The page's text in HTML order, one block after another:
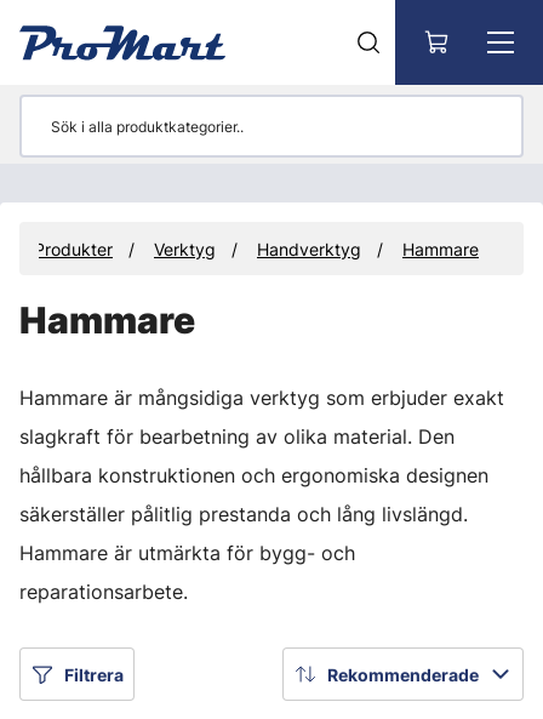
Produkter Verktyg Handverktyg Hammare
Hammare
Hammare är mångsidiga verktyg som erbjuder exakt
slagkraft för bearbetning av olika material. Den
hållbara konstruktionen och ergonomiska designen
säkerställer pålitlig prestanda och lång livslängd.
Hammare är utmärkta för bygg- och
reparationsarbete.
Filtrera Rekommenderade